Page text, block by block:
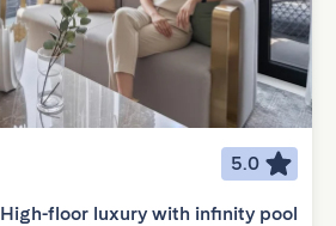
5.0
High-floor luxury with infinity pool